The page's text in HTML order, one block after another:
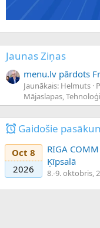
Jaunas Ziņas
menu.lv pārdots
Jaunākais: Helmuts
Mājaslapas,
Gaidošie
Oct 8
2026
RIGA
Ķīpsalā
8.-9. oktobris,